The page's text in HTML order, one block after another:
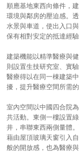
順應基地東西向條件，
環境與鄰房的壓迫感。
水景與車道，使出入口
保有相對安定的抵達經驗
建築機能以精準醫療與
則設置生技研究室、實
醫療得以在同一棟建築
擾，提升醫療空間所需
室內空間以中國四合院
共活動。東側一樓設置
井，串聯東西兩側量體
藉由屋頂玻璃天窗引入
般的開放感，也為醫療